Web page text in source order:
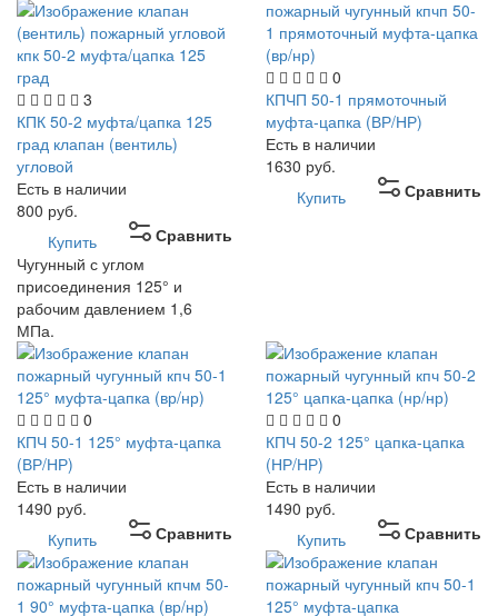
3
КПК 50-2 муфта/цапка 125
град клапан (вентиль)
угловой
Есть в наличии
800 руб.
Сравнить
Купить
Чугунный с углом
присоединения 125° и
рабочим давлением 1,6
МПа.
0
КПЧП 50-1 прямоточный
муфта-цапка (ВР/НР)
Есть в наличии
1630 руб.
Сравнить
Купить
0
КПЧ 50-1 125° муфта-цапка
(ВР/НР)
Есть в наличии
1490 руб.
Сравнить
Купить
0
КПЧ 50-2 125° цапка-цапка
(НР/НР)
Есть в наличии
1490 руб.
Сравнить
Купить